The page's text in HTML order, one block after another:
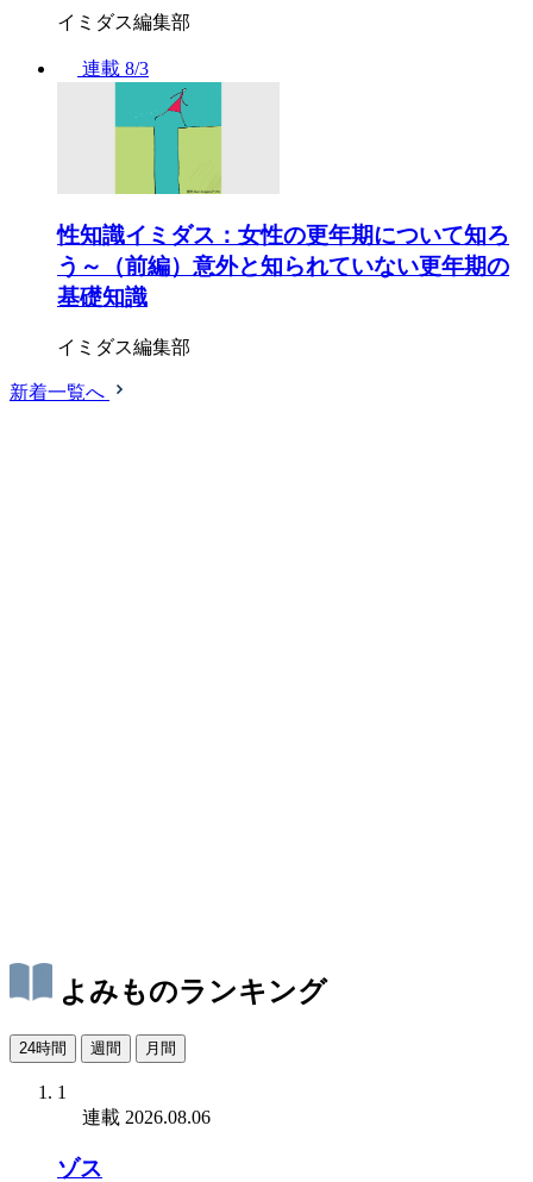
イミダス編集部
連載 8/3
性知識イミダス：女性の更年期について知ろ
う～（前編）意外と知られていない更年期の
基礎知識
イミダス編集部
新着一覧へ
よみものランキング
24時間 週間 月間
1
連載 2026.08.06
ゾス